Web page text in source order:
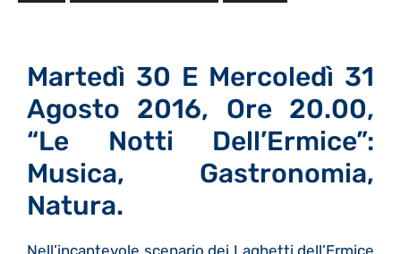
Martedì 30 E Mercoledì 31
Agosto 2016, Ore 20.00,
“Le Notti Dell’Ermice”:
Musica, Gastronomia,
Natura.
Nell’incantevole scenario dei Laghetti dell’Ermice